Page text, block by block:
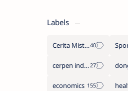
Labels
Cerita Misteri
cerpen indonesia
economics